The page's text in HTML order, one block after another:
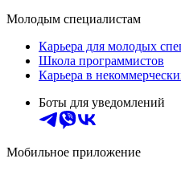
Молодым специалистам
Карьера для молодых
Школа программистов
Карьера в
Боты для уведомлений
Мобильное приложение